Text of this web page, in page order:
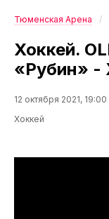
Тюменская Арена
Хоккей.
«Рубин» -
12 октября 2021, 19:00
Хоккей